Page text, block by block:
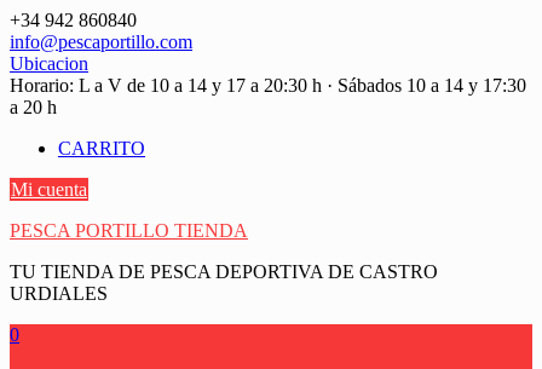
Saltar
contenido
+34 942 860840
info@pescaportillo.com
Ubicacion
Horario: L a V de 10 a 14 y 17 a 20:30 h · Sábados 10 a 14 y 17:30
a 20 h
CARRITO
Mi cuenta
PESCA PORTILLO TIENDA
TU TIENDA DE PESCA DEPORTIVA DE CASTRO
URDIALES
0